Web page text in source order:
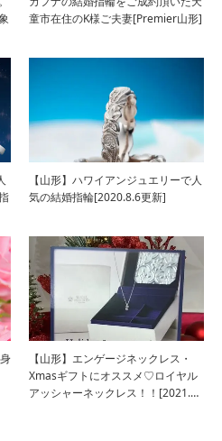
童市在住のK様ご夫妻[Premier山形]
【山形】ハワイアンジュエリーで人
気の結婚指輪[2020.8.6更新]
【山形】エンゲージネックレス・
Xmasギフトにオススメ♡ロイヤル
アッシャーネックレス！！[2021.…